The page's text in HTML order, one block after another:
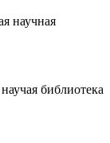
научная
библиотека